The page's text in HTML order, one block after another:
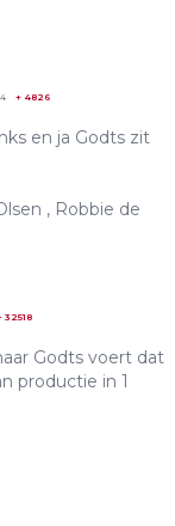
+ 4826
en ja Godts zit
, Robbie de
32518
Godts voert dat
productie in 1